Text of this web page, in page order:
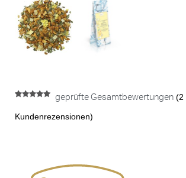
basierend
geprüfte Gesamtbewertungen (2
Kundenrezensionen)